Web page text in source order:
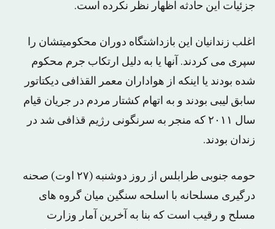
جزئیات این حادثه اظهار نظر نکرده است.
اغلب زندانیان این بازداشتگاه دوران محکومیتشان را
سپری می کردند. آنها یا به دلیل ارتکاب جرم محکوم
شده بودند یا اینکه از هواداران معمر القذافی دیکتاتور
سابق لیبی بودند و به اتهام کشتار مردم در جریان قیام
سال ۲۰۱۱ که منجر به سرنگونی رژیم قذافی شد در
زندان بودند.
حومه جنوبی طرابلس از روز دوشنبه (۲۷ اوت) صحنه
درگیری مسلحانه با اسلحه سنگین میان گروه های
مسلح و رقیب است که بنا به آخرین آمار وزارت